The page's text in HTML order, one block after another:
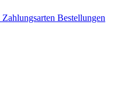
Zahlungsarten Bestellungen